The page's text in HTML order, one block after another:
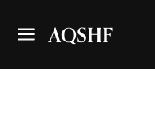
AQSHF